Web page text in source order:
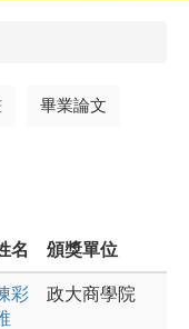
畢業論文
名 頒獎單位
彩
政大商學院